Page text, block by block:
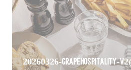
20260326-GrapeHospitality-